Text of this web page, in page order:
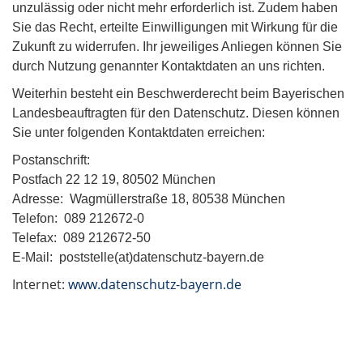
unzulässig oder nicht mehr erforderlich ist. Zudem haben
Sie das Recht, erteilte Einwilligungen mit Wirkung für die
Zukunft zu widerrufen. Ihr jeweiliges Anliegen können Sie
durch Nutzung genannter Kontaktdaten an uns richten.
Weiterhin besteht ein Beschwerderecht beim Bayerischen
Landesbeauftragten für den Datenschutz. Diesen können
Sie unter folgenden Kontaktdaten erreichen:
Postanschrift:
Postfach 22 12 19, 80502 München
Adresse: Wagmüllerstraße 18, 80538 München
Telefon: 089 212672-0
Telefax: 089 212672-50
E-Mail: poststelle(at)datenschutz-bayern.de
Internet: www.datenschutz-bayern.de